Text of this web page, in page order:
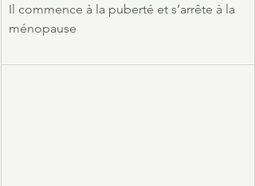
Il commence à la puberté et s’arrête à la
ménopause